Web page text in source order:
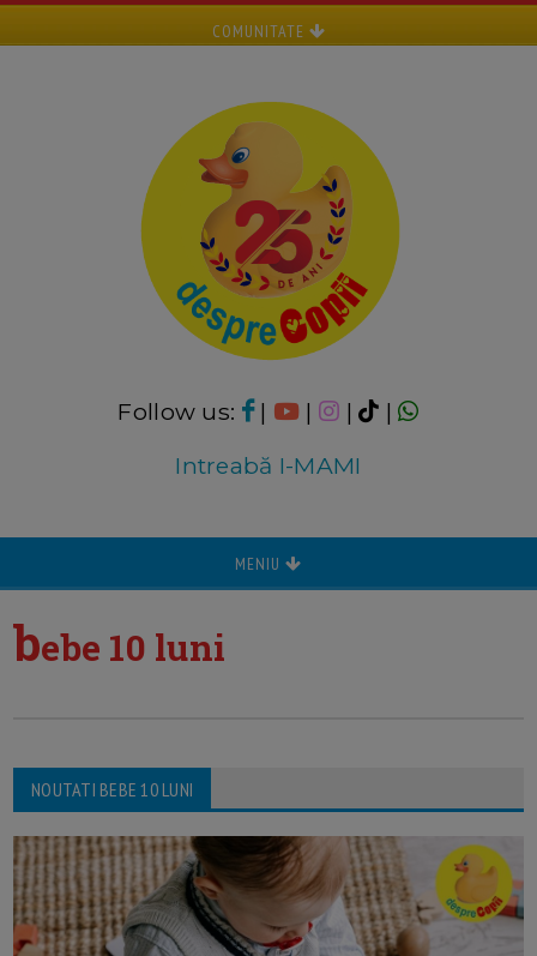
COMUNITATE
Follow us: | | |
|
Intreabă I-MAMI
MENIU
bebe 10 luni
NOUTATI BEBE 10 LUNI